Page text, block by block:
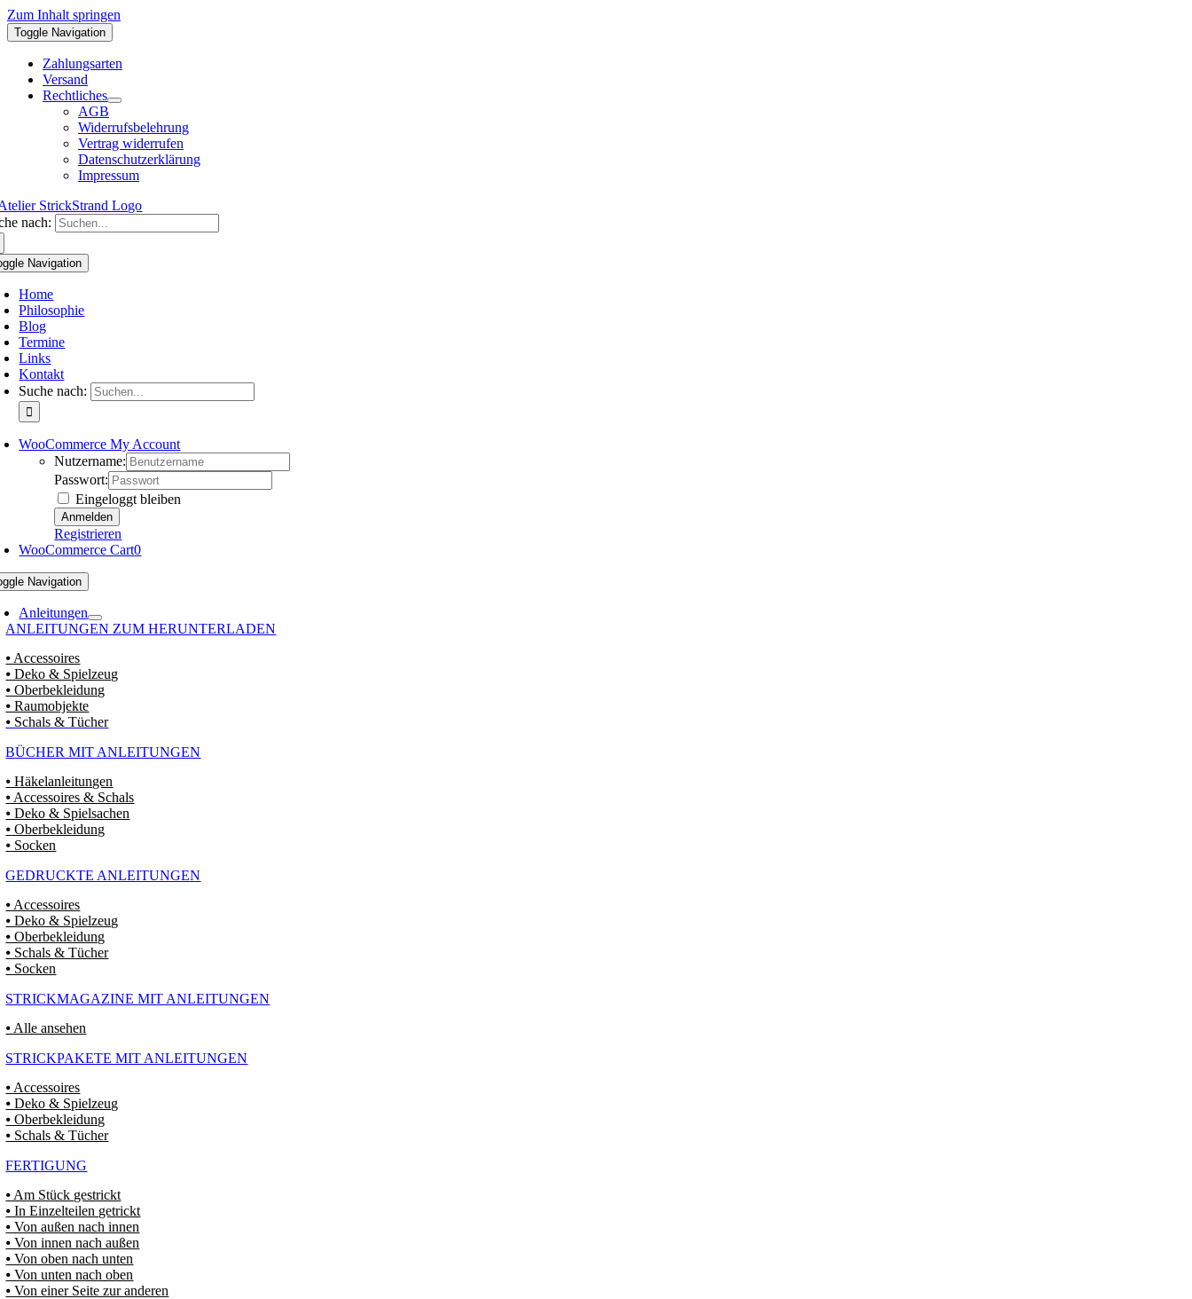
Zum Inhalt springen
Toggle Navigation
Zahlungsarten
Versand
Rechtliches
AGB
Widerrufsbelehrung
Vertrag widerrufen
Datenschutzerklärung
Impressum
nach:
Navigation
Home
Philosophie
Blog
Termine
Links
Kontakt
Suche nach:
WooCommerce My Account
Nutzername:
Passwort:
Eingeloggt bleiben
Registrieren
WooCommerce Cart0
Navigation
Anleitungen
ANLEITUNGEN ZUM HERUNTERLADEN
⦁ Accessoires
⦁ Deko & Spielzeug
⦁ Oberbekleidung
⦁ Raumobjekte
⦁ Schals & Tücher
BÜCHER MIT ANLEITUNGEN
⦁ Häkelanleitungen
⦁ Accessoires & Schals
⦁ Deko & Spielsachen
⦁ Oberbekleidung
⦁ Socken
GEDRUCKTE ANLEITUNGEN
⦁ Accessoires
⦁ Deko & Spielzeug
⦁ Oberbekleidung
⦁ Schals & Tücher
⦁ Socken
STRICKMAGAZINE MIT ANLEITUNGEN
⦁ Alle ansehen
STRICKPAKETE MIT ANLEITUNGEN
⦁ Accessoires
⦁ Deko & Spielzeug
⦁ Oberbekleidung
⦁ Schals & Tücher
FERTIGUNG
⦁ Am Stück gestrickt
⦁ In Einzelteilen getrickt
⦁ Von außen nach innen
⦁ Von innen nach außen
⦁ Von oben nach unten
⦁ Von unten nach oben
⦁ Von einer Seite zur anderen